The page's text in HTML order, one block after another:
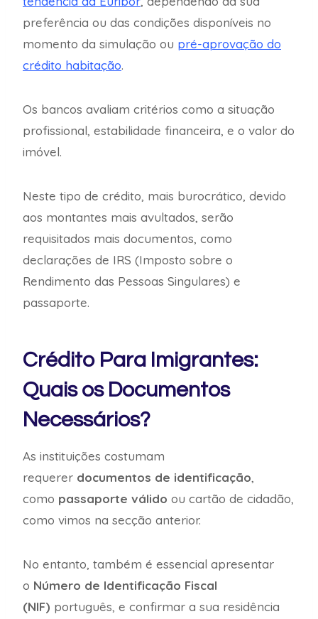
preferência ou das condições disponíveis no
momento da simulação ou pré-aprovação do
crédito habitação.
Os bancos avaliam critérios como a situação
profissional, estabilidade financeira, e o valor do
imóvel.
Neste tipo de crédito, mais burocrático, devido
aos montantes mais avultados, serão
requisitados mais documentos, como
declarações de IRS (Imposto sobre o
Rendimento das Pessoas Singulares) e
passaporte.
Crédito Para Imigrantes:
Quais os Documentos
Necessários?
As instituições costumam
requerer documentos de identificação,
como passaporte válido ou cartão de cidadão,
como vimos na secção anterior.
No entanto, também é essencial apresentar
o Número de Identificação Fiscal
(NIF) português, e confirmar a sua residência